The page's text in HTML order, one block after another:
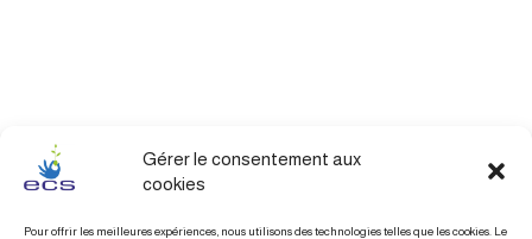
Gérer le consentement aux
cookies
Pour offrir les meilleures expériences, nous utilisons des technologies telles que les cookies. Le